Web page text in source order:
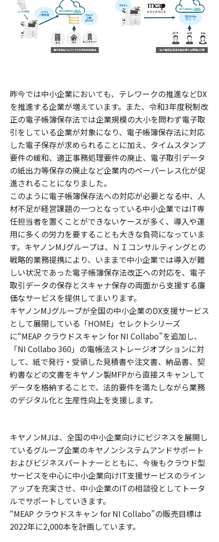
昨今では中小企業においても、テレワークの推進などDX
を推進する企業が増えています。また、令和3年度税制改
正の電子帳簿保存法では企業規模の大小を問わず電子取
引をしている企業が対象になり、電子帳簿保存法に対応
した電子保存が求められることに加え、タイムスタンプ
要件の緩和、適正事務処理要件の廃止、電子取引データ
の紙出力等保存の廃止など企業内のペーパーレス化が促
進されることになりました。
このように電子帳簿保存法への対応が必要となる中、人
材不足が経営課題の一つとなっている中小企業ではIT専
任担当者を置くことができないケースが多く、導入や運
用に多くの労力を要することも大きな負荷になっていま
す。キヤノンMJグループは、ＮＩコンサルティングとの
戦略的業務提携により、いままで中小企業では導入が難
しい状況であった電子帳簿保存法改正への対応を、電子
取引データの保存とスキャナ保存の両面から支援する廉
価なサービスを提供してまいります。
キヤノンMJグループが全国の中小企業のDX支援サービス
として展開している「HOME」セレクトシリーズ
に“MEAP クラウドスキャン for NI Collabo”を追加し、
「NI Collabo 360」の電帳法ストレージオプションに対
して、紙で発行・受領した見積書や注文書、納品書、契
約書などの文書をキヤノン製MFPから直接スキャンして
データを格納することで、法的要件を満たしながら業務
のデジタル化と生産性向上を支援します。
キヤノンMJは、全国の中小企業向けにビジネスを展開し
ているグループ企業のキヤノンシステムアンドサポート
およびビジネスパートナーとともに、今後もクラウド型
サービスを中心に中小企業向けIT支援サービスのライン
アップを充実させ、中小企業のITの相談役としてトータ
ルでサポートしていきます。
“MEAP クラウドスキャン for NI Collabo”の販売目標は
2022年に2,000本を計画しています。